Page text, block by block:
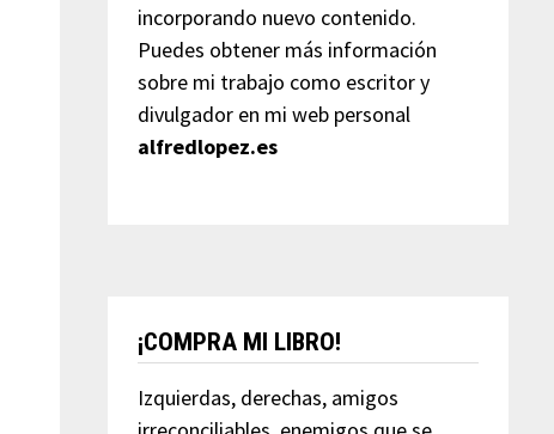
incorporando nuevo contenido.
Puedes obtener más información
sobre mi trabajo como escritor y
divulgador en mi web personal
alfredlopez.es
¡COMPRA MI LIBRO!
Izquierdas, derechas, amigos